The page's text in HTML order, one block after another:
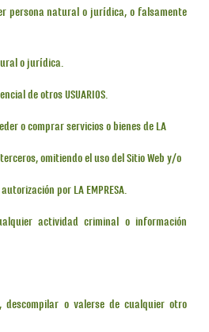
persona natural o jurídica, o falsamente
o jurídica.
de otros USUARIOS.
o comprar servicios o bienes de LA
terceros, omitiendo el uso del Sitio Web y/o
por LA EMPRESA.
actividad criminal o información
descompilar o valerse de cualquier otro